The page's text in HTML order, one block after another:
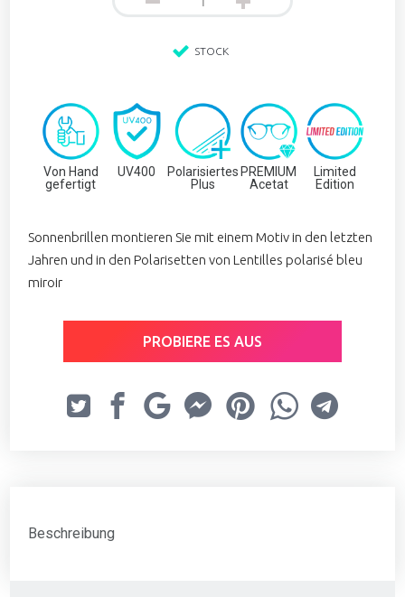
STOCK
Von Hand
gefertigt
UV400
Polarisiertes
Plus
PREMIUM
Acetat
Limited
Edition
Sonnenbrillen montieren Sie mit einem Motiv in den letzten
Jahren und in den Polarisetten von Lentilles polarisé bleu
miroir
PROBIERE ES AUS
Beschreibung